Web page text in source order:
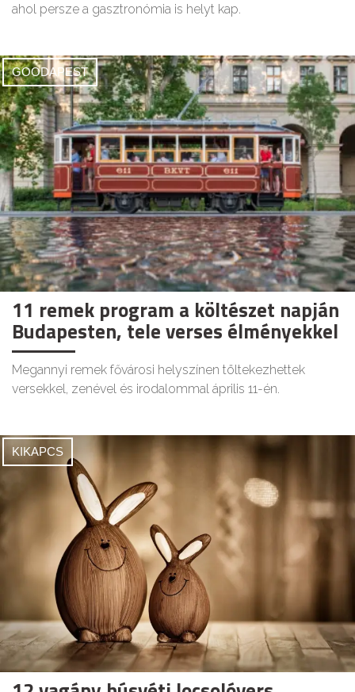
ahol persze a gasztronómia is helyt kap.
GOODAPEST
11 remek program a költészet napján
Budapesten, tele verses élményekkel
Megannyi remek fővárosi helyszínen töltekezhettek
versekkel, zenével és irodalommal április 11-én.
KIKAPCS